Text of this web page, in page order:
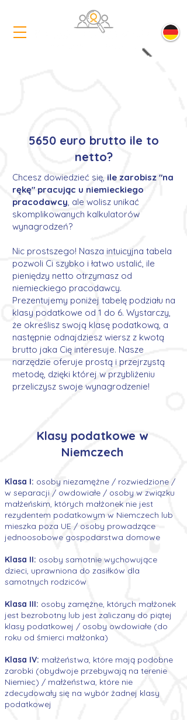
5650 euro brutto ile to
netto?
Chcesz dowiedzieć się, ile zarobisz "na
rękę" pracując u niemieckiego
pracodawcy, ale wolisz unikać
skomplikowanych kalkulatorów
wynagrodzeń?
Nic prostszego! Nasza intuicyjna tabela
pozwoli Ci szybko i łatwo ustalić, ile
pieniędzy netto otrzymasz od
niemieckiego pracodawcy.
Prezentujemy poniżej tabelę podziału na
klasy podatkowe od 1 do 6. Wystarczy,
że określisz swoją klasę podatkową, a
następnie odnajdziesz wiersz z kwotą
brutto jaka Cię interesuje. Nasze
narzędzie oferuje prostą i przejrzystą
metodę, dzięki której w przybliżeniu
przeliczysz swoje wynagrodzenie!
Klasy podatkowe w
Niemczech
Klasa I: osoby niezamężne / rozwiedzione /
w separacji / owdowiałe / osoby w związku
małżeńskim, których małżonek nie jest
rezydentem podatkowym w Niemczech lub
mieszka poza UE / osoby prowadzące
jednoosobowe gospodarstwa domowe
Klasa II: osoby samotnie wychowujące
dzieci, uprawniona do zasiłków dla
samotnych rodziców
Klasa III: osoby zamężne, których małżonek
jest bezrobotny lub jest zaliczany do piątej
klasy podatkowej / osoby owdowiałe (do
roku od śmierci małżonka)
Klasa IV: małżeństwa, które mają podobne
zarobki (obydwoje przebywają na terenie
Niemiec) / małżeństwa, które nie
zdecydowały się na wybór żadnej klasy
podatkowej